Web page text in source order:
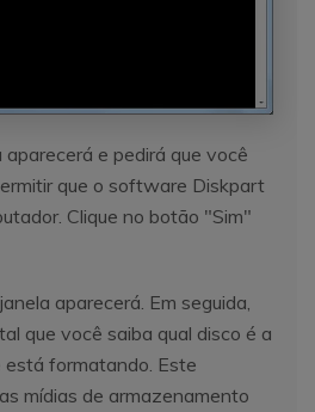
aparecerá e pedirá que você
que o software Diskpart
Clique no botão "Sim"
aparecerá. Em seguida,
que você saiba qual disco é a
formatando. Este
mídias de armazenamento